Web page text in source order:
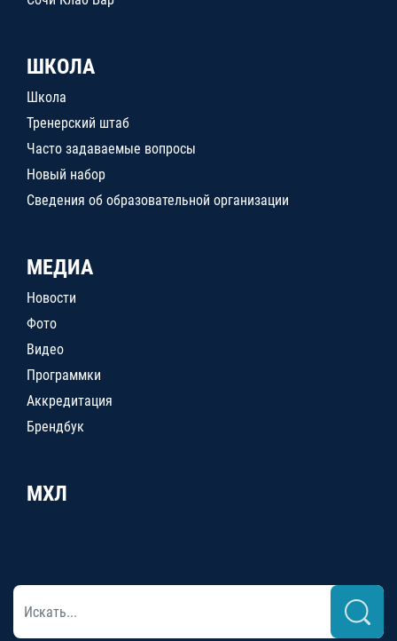
ШКОЛА
Школа
Тренерский штаб
Часто задаваемые вопросы
Новый набор
Сведения об образовательной организации
МЕДИА
Новости
Фото
Видео
Программки
Аккредитация
Брендбук
МХЛ